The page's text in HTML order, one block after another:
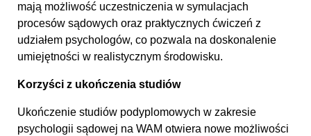
mają możliwość uczestniczenia w symulacjach
procesów sądowych oraz praktycznych ćwiczeń z
udziałem psychologów, co pozwala na doskonalenie
umiejętności w realistycznym środowisku.
Korzyści z ukończenia studiów
Ukończenie studiów podyplomowych w zakresie
psychologii sądowej na WAM otwiera nowe możliwości